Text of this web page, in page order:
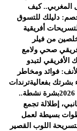
المغربي.. كيف
دليلك للتسوق
أفريقية
من فيلر
صحي ولامع
لتبدو
فوائد ومخاطر
بشرتك بفعاليةترندات
بشرة نشطة..
إطلالة تجمع
بسيطة لعمل
تسريحة اللوب القصير